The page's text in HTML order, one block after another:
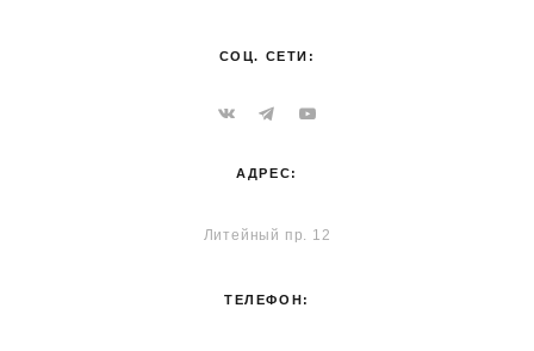
СОЦ. СЕТИ:
АДРЕС:
Литейный пр. 12
ТЕЛЕФОН: